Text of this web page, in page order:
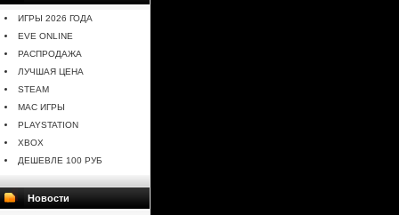
ИГРЫ 2026 ГОДА
EVE ONLINE
РАСПРОДАЖА
ЛУЧШАЯ ЦЕНА
STEAM
MAC ИГРЫ
PLAYSTATION
XBOX
ДЕШЕВЛЕ 100 РУБ
Новости